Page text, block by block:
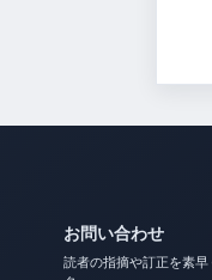
読者の指摘や訂正を素早
ク。